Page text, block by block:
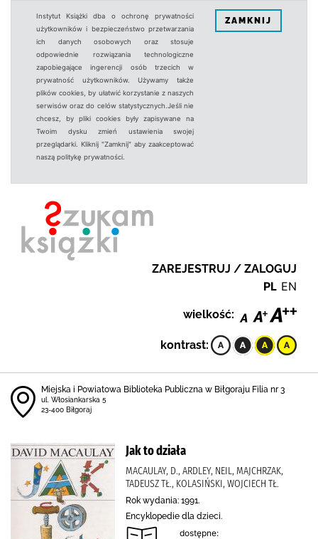
Instytut Książki dba o ochronę prywatności
użytkowników i bezpieczeństwo przetwarzania
ich danych osobowych oraz stosuje
odpowiednie rozwiązania technologiczne
zapobiegające ingerencji osób trzecich w
prywatność użytkowników. Używamy także
plików cookies, by ułatwić korzystanie z naszych
serwisów oraz do celów statystycznych.Jeśli nie
chcesz, by pliki cookies były zapisywane na
Twoim dysku zmień ustawienia swojej
przeglądarki. Kliknij "Zamknij" aby zaakceptować
naszą politykę prywatności.
ZAMKNIJ
ZAREJESTRUJ / ZALOGUJ
PL EN
wielkość:
kontrast:
Miejska i Powiatowa Biblioteka Publiczna w Biłgoraju Filia nr 3
ul. Włosiankarska 5
23-400 Biłgoraj
Jak to działa
MACAULAY, D., ARDLEY, NEIL, MAJCHRZAK,
TADEUSZ TŁ., KOLASIŃSKI, WOJCIECH TŁ.
Rok wydania: 1991.
Encyklopedie dla dzieci.
dostępne: